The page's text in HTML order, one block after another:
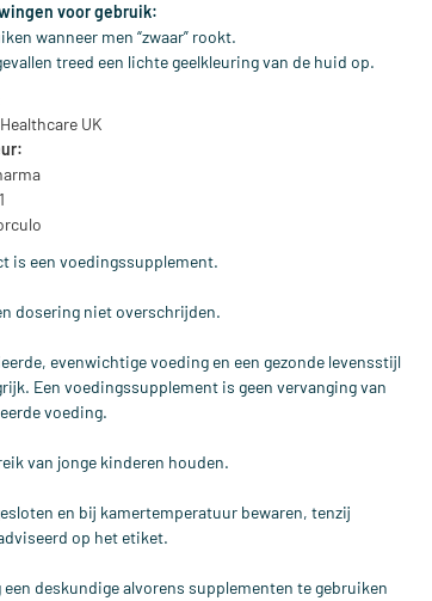
voor gebruik:
wanneer men “zwaar” rookt.
treed een lichte geelkleuring van de huid op.
UK
is een voedingssupplement.
dosering niet overschrijden.
evenwichtige voeding en een gezonde levensstijl
Een voedingssupplement is geen vervanging van
voeding.
van jonge kinderen houden.
en bij kamertemperatuur bewaren, tenzij
op het etiket.
een deskundige alvorens supplementen te gebruiken